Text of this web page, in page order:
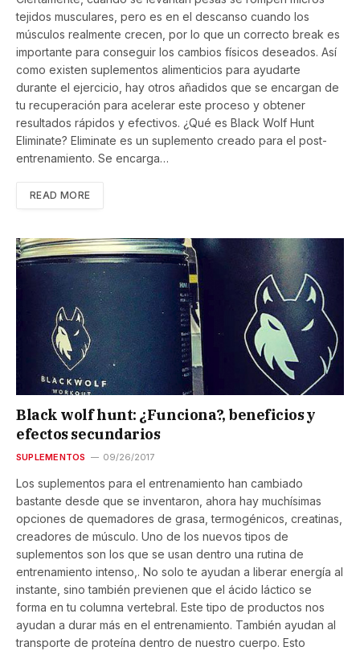
tejidos musculares, pero es en el descanso cuando los
músculos realmente crecen, por lo que un correcto break es
importante para conseguir los cambios físicos deseados. Así
como existen suplementos alimenticios para ayudarte
durante el ejercicio, hay otros añadidos que se encargan de
tu recuperación para acelerar este proceso y obtener
resultados rápidos y efectivos. ¿Qué es Black Wolf Hunt
Eliminate? Eliminate es un suplemento creado para el post-
entrenamiento. Se encarga…
READ MORE
Black wolf hunt: ¿Funciona?, beneficios y
efectos secundarios
SUPLEMENTOS 09/26/2017
Los suplementos para el entrenamiento han cambiado
bastante desde que se inventaron, ahora hay muchísimas
opciones de quemadores de grasa, termogénicos, creatinas,
creadores de músculo. Uno de los nuevos tipos de
suplementos son los que se usan dentro una rutina de
entrenamiento intenso,. No solo te ayudan a liberar energía al
instante, sino también previenen que el ácido láctico se
forma en tu columna vertebral. Este tipo de productos nos
ayudan a durar más en el entrenamiento. También ayudan al
transporte de proteína dentro de nuestro cuerpo. Esto